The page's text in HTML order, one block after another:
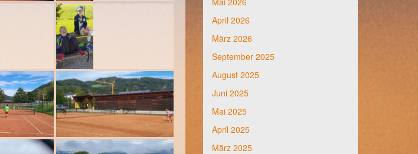
April 2026
März 2026
September 2025
August 2025
Juni 2025
Mai 2025
April 2025
März 2025